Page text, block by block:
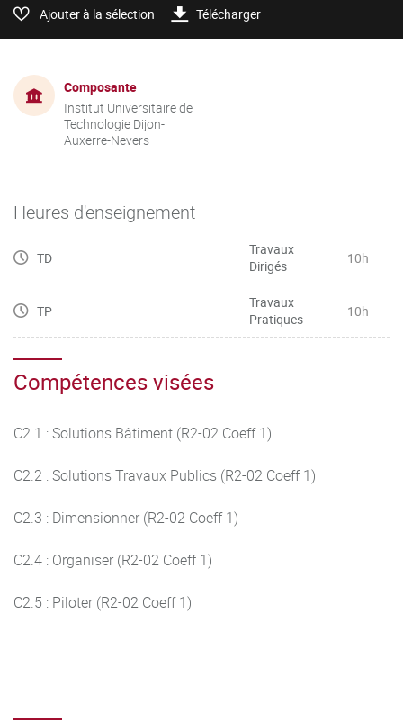
Ajouter à la sélection Télécharger
Composante
Institut Universitaire de
Technologie Dijon-
Auxerre-Nevers
Heures d'enseignement
TD
Travaux
Dirigés
10h
TP
Travaux
Pratiques
10h
Compétences visées
C2.1 : Solutions Bâtiment (R2-02 Coeff 1)
C2.2 : Solutions Travaux Publics (R2-02 Coeff 1)
C2.3 : Dimensionner (R2-02 Coeff 1)
C2.4 : Organiser (R2-02 Coeff 1)
C2.5 : Piloter (R2-02 Coeff 1)